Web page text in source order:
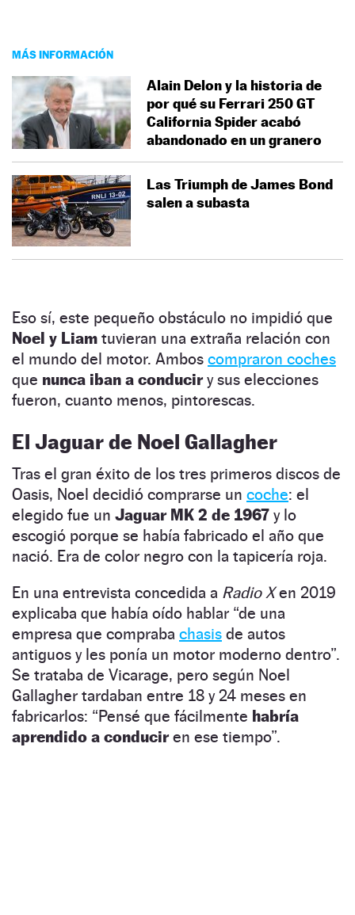
MÁS INFORMACIÓN
Alain Delon y la historia de
por qué su Ferrari 250 GT
California Spider acabó
abandonado en un granero
Las Triumph de James Bond
salen a subasta
Eso sí, este pequeño obstáculo no impidió que
Noel y Liam tuvieran una extraña relación con
el mundo del motor. Ambos compraron coches
que nunca iban a conduciry sus elecciones
fueron, cuanto menos, pintorescas.
El Jaguar de Noel Gallagher
Tras el gran éxito de los tres primeros discos de
Oasis, Noel decidió comprarse un coche: el
elegido fue un Jaguar MK 2 de 1967 y lo
escogió porque se había fabricado el año que
nació. Era de color negro con la tapicería roja.
En una entrevista concedida a Radio Xen 2019
explicaba que había oído hablar “de una
empresa que compraba chasis de autos
antiguos y les ponía un motor moderno dentro”.
Se trataba de Vicarage, pero según Noel
Gallagher tardaban entre 18 y 24 meses en
fabricarlos: “Pensé que fácilmente habría
aprendido a conduciren ese tiempo”.